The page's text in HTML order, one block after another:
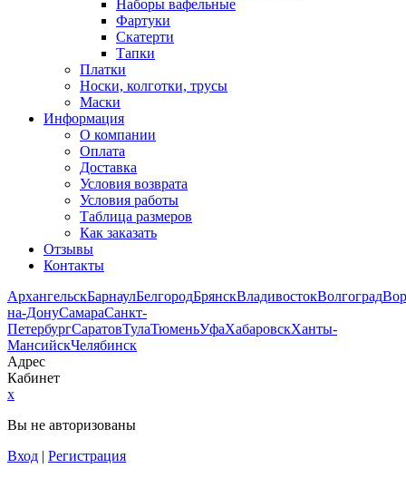
Наборы вафельные
Фартуки
Скатерти
Тапки
Платки
Носки, колготки, трусы
Маски
Информация
О компании
Оплата
Доставка
Условия возврата
Условия работы
Таблица размеров
Как заказать
Отзывы
Контакты
АрхангельскБарнаулБелгородБрянскВладивостокВолгоград
на-ДонуСамараСанкт-
ПетербургСаратовТулаТюменьУфаХабаровскХанты-
МансийскЧелябинск
Адрес
Кабинет
x
Вы не авторизованы
Вход | Регистрация